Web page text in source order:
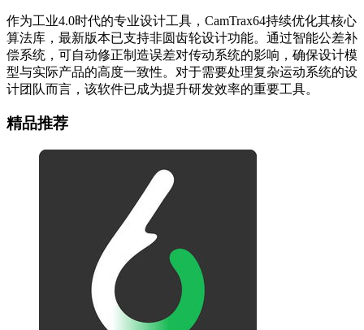
作为工业4.0时代的专业设计工具，CamTrax64持续优化其核心
算法库，最新版本已支持非圆齿轮设计功能。通过智能公差补
偿系统，可自动修正制造误差对传动系统的影响，确保设计模
型与实际产品的高度一致性。对于需要处理复杂运动系统的设
计团队而言，该软件已成为提升研发效率的重要工具。
精品推荐